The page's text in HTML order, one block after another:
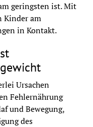
geringsten ist. Mit
Kinder am
in Kontakt.
Ursachen
Fehlernährung
und Bewegung,
des